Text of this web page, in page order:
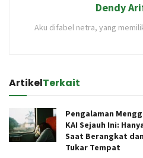
Dendy
Aku difabel netra, yang
ArtikelTerkait
Pengalaman
KAI Sejauh Ini:
Saat Berangkat
Tukar Tempat